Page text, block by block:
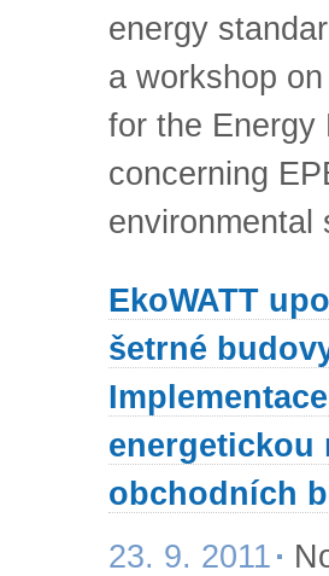
energy
a workshop
for the Energy
concerning
environmental
EkoWATT
šetrné
energetickou
obchodních
23. 9. 2011